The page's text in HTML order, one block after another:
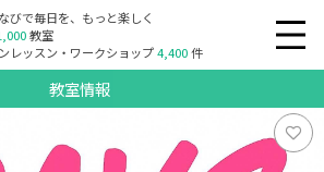
びで毎日を、もっと楽しく
教室
レッスン・ワークショップ4,400件
教室情報